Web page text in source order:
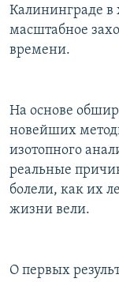
Калининграде в
масштабное
времени.
На основе
новейших
изотопного
реальные
болели, как их
жизни вели.
О первых